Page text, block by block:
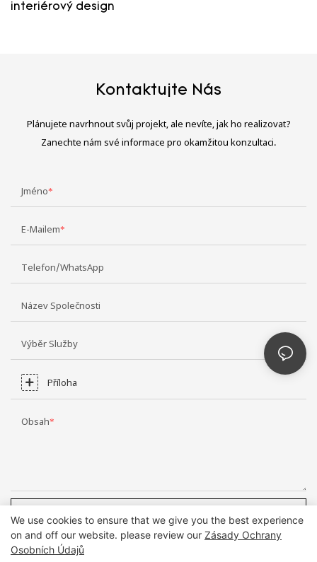
interiérový design
Kontaktujte Nás
Plánujete navrhnout svůj projekt, ale nevíte, jak ho realizovat?
Zanechte nám své informace pro okamžitou konzultaci.
Jméno
E-Mailem
Telefon/WhatsApp
Název Společnosti
Výběr Služby
Příloha
Obsah
We use cookies to ensure that we give you the best experience
on and off our website. please review our Zásady Ochrany
Osobních Údajů